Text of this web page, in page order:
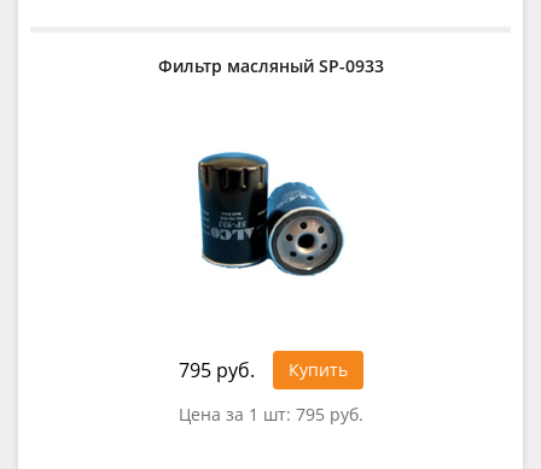
Фильтр масляный SP-0933
795 руб.
Купить
Цена за 1 шт: 795 руб.